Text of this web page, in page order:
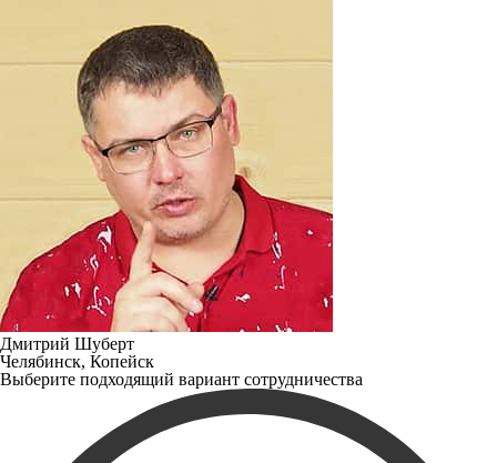
Дмитрий Шуберт
Челябинск, Копейск
Выберите подходящий вариант сотрудничества